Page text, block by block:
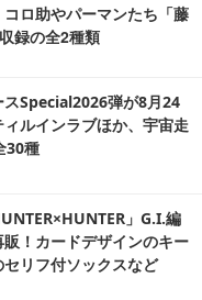
ロ助やパーマンたち「藤
録の全2種類
スSpecial2026弾が8月24
ルインラブほか、宇宙走
30種
」G.I.編
！カードデザインのキー
リフ付ソックスなど